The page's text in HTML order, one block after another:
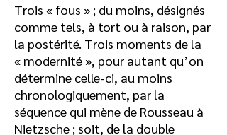
Trois « fous » ; du moins, désignés
comme tels, à tort ou à raison, par
la postérité. Trois moments de la
« modernité », pour autant qu’on
détermine celle-ci, au moins
chronologiquement, par la
séquence qui mène de Rousseau à
Nietzsche ; soit, de la double